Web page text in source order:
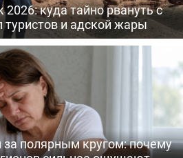
куда тайно рвануть с
туристов и адской жары
полярным кругом: почему